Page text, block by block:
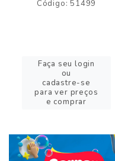
Código: 51499
Faça seu login
ou
cadastre-se
para ver preços
e comprar